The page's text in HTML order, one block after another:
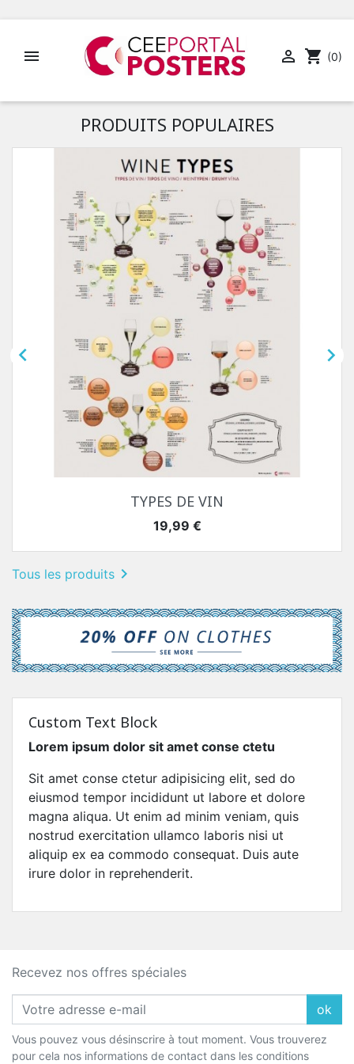
  shopping_cart (0)
PRODUITS POPULAIRES

TYPES DE VIN
Prix
19,99 €

Tous les produits 
Custom Text Block
Lorem ipsum dolor sit amet conse ctetu
Sit amet conse ctetur adipisicing elit, sed do
eiusmod tempor incididunt ut labore et dolore
magna aliqua. Ut enim ad minim veniam, quis
nostrud exercitation ullamco laboris nisi ut
aliquip ex ea commodo consequat. Duis aute
irure dolor in reprehenderit.
Recevez nos offres spéciales
ok
Vous pouvez vous désinscrire à tout moment. Vous trouverez
pour cela nos informations de contact dans les conditions